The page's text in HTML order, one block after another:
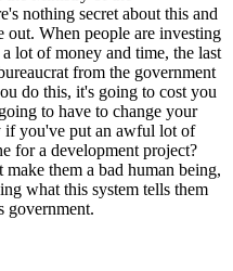
nothing secret about this and
When people are investing
lot of money and time, the last
from the government
do this, it's going to cost you
to have to change your
if you've put an awful lot of
for a development project?
them a bad human being,
what this system tells them
government.